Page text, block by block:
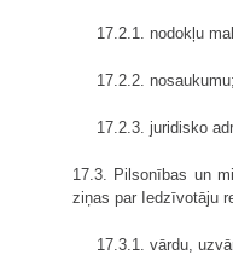
17.2.1. nodokļu
17.2.2. nosaukumu;
17.2.3. juridisko
17.3. Pilsonības un
ziņas par Iedzīvotāju
17.3.1. vārdu,